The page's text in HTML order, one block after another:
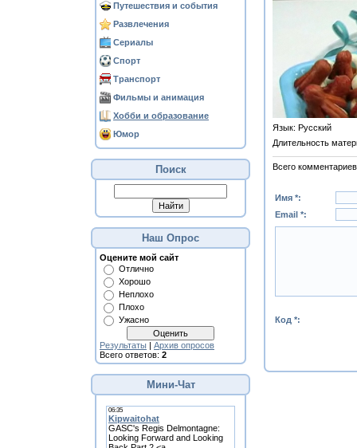
Путешествия и события
Развлечения
Сериалы
Спорт
Транспорт
Фильмы и анимация
Хобби и образование
Юмор
Поиск
Наш Опрос
Оцените мой сайт
Отлично
Хорошо
Неплохо
Плохо
Ужасно
Результаты | Архив опросов
Всего ответов: 2
Мини-Чат
Язык: Русский
Длительность
Всего комментариев
Имя *:
Email *:
Код *: